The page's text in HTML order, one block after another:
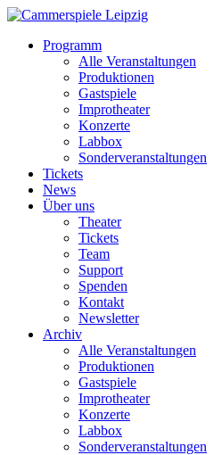
Programm
Alle Veranstaltungen
Produktionen
Gastspiele
Improtheater
Konzerte
Labbox
Sonderveranstaltungen
Tickets
News
Über uns
Theater
Tickets
Team
Support
Spenden
Kontakt
Newsletter
Archiv
Alle Veranstaltungen
Produktionen
Gastspiele
Improtheater
Konzerte
Labbox
Sonderveranstaltungen